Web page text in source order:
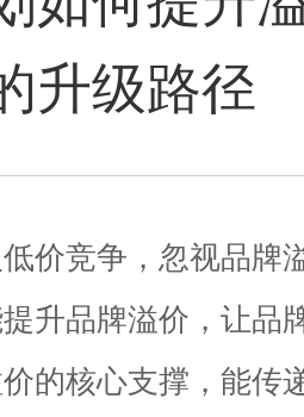
升级路径
价竞争，忽视品牌
升品牌溢价，让品
的核心支撑，能传